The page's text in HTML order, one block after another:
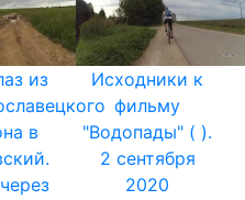
из
в
Исходники к
фильму
"Водопады" ( ).
2 сентября
2020